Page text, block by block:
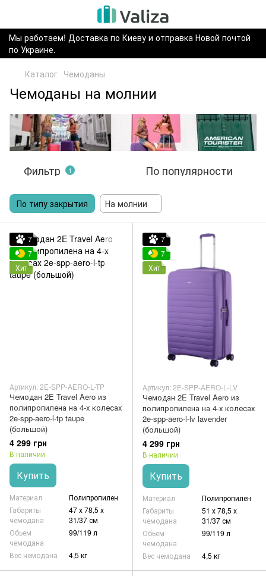
Мы работаем! Доставка по Киеву и отправка Новой почтой
по Украине.
Каталог Чемоданы
Чемоданы на молнии
Фильтр 1 По популярности
По типу закрытия На молнии
7
7
Хит
Артикул: 2E-SPP-AERO-L-TP
Чемодан 2E Travel Aero из
полипропилена на 4-х колесах
2e-spp-aero-l-tp taupe
(большой)
4 299 грн
В наличии
Купить
Материал
Полипропилен
Габариты
чемодана
47 х 78,5 х
31/37 см
Обьем
чемодана
99/119 л
Вес чемодана 4,5 кг
7
7
Хит
Артикул: 2E-SPP-AERO-L-LV
Чемодан 2E Travel Aero из
полипропилена на 4-х колесах
2e-spp-aero-l-lv lavender
(большой)
4 299 грн
В наличии
Купить
Материал
Полипропилен
Габариты
чемодана
51 х 78,5 х
31/37 см
Обьем
чемодана
99/119 л
Вес чемодана 4,5 кг